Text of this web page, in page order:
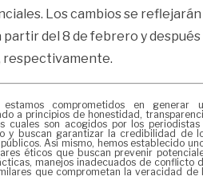
Los cambios se reflejarán
del 8 de febrero y después
respectivamente.
estamos comprometidos en generar
a principios de honestidad,
cuales son acogidos por los periodistas
y buscan garantizar la credibilidad de
Así mismo, hemos establecido
éticos que buscan prevenir
manejos inadecuados de conflicto
que comprometan la veracidad de